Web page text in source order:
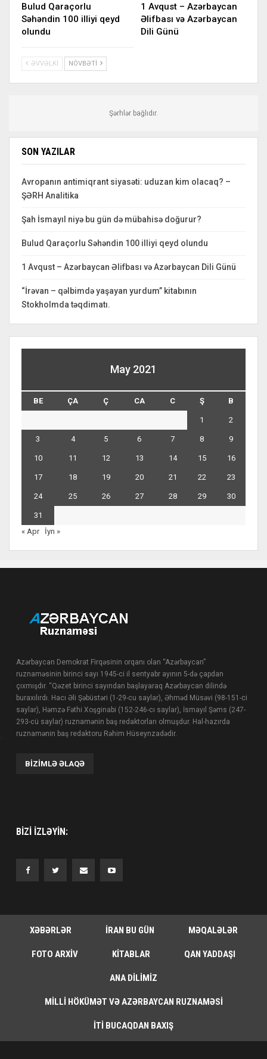
Bulud Qaraçorlu
Səhəndin 100 illiyi qeyd
olundu
1 Avqust – Azərbaycan
Əlifbası və Azərbaycan
Dili Günü
ƏVVƏLKI NÖVBƏTI
Şərhlər bağlıdır.
SON YAZILAR
Avropanın antimiqrant siyasəti: uduzan kim olacaq? –
ŞƏRH Analitika
Şah İsmayıl niyə bu gün də mübahisə doğurur?
Bulud Qaraçorlu Səhəndin 100 illiyi qeyd olundu
1 Avqust – Azərbaycan Əlifbası və Azərbaycan Dili Günü
“İrəvan – qəlbimdə yaşayan yurdum” kitabının
Stokholmda təqdimatı.
May 2021
BE ÇA Ç CA C Ş B
1 2
3 4 5 6 7 8 9
10 11 12 13 14 15 16
17 18 19 20 21 22 23
24 25 26 27 28 29 30
31
« Apr
İyn »
Azərbaycan Demokrat Firqəsinin orqanı olan “Azərbaycan”
ruznaməsinin birinci sayı 1945-ci il sentyabr ayının 5-də çapdan
çıxmışdır. “Qəzet birinci sayından başlayaraq Azərbaycan dilində
buraxılırdı. Hacı Əli Şəbüstəri (1-29-cu saylar), Əhməd Müsəvi (98-151-ci
saylar), Həmzə Fəthi Xoşginabi (152-246-cı saylar), İsmayıl Şəms (247-
293-cü saylar) ruznamənin baş redaktorları olmuşdur. Hal-hazırda
ruznamənin baş redaktoru Rəhim Hüseynzadədir.
BIZIMLƏ ƏLAQƏ
BIZI IZLƏYIN:
XƏBƏRLƏR İRAN BU GÜN MƏQALƏLƏR
FOTO ARXIV KITABLAR QAN YADDAŞI
ANA DILIMIZ
MILLI HÖKÜMƏT VƏ AZƏRBAYCAN RUZNAMƏSI
İTI BUCAQDAN BAXIŞ